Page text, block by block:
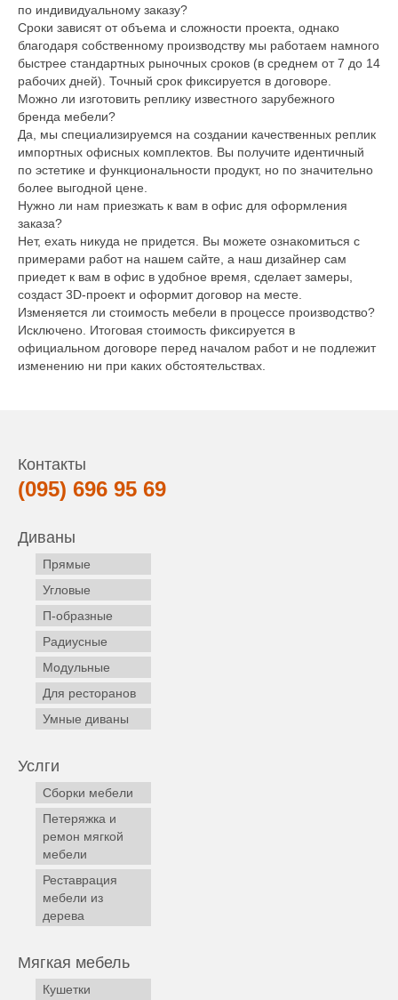
по индивидуальному заказу?
Сроки зависят от объема и сложности проекта, однако
благодаря собственному производству мы работаем намного
быстрее стандартных рыночных сроков (в среднем от 7 до 14
рабочих дней). Точный срок фиксируется в договоре.
Можно ли изготовить реплику известного зарубежного
бренда мебели?
Да, мы специализируемся на создании качественных реплик
импортных офисных комплектов. Вы получите идентичный
по эстетике и функциональности продукт, но по значительно
более выгодной цене.
Нужно ли нам приезжать к вам в офис для оформления
заказа?
Нет, ехать никуда не придется. Вы можете ознакомиться с
примерами работ на нашем сайте, а наш дизайнер сам
приедет к вам в офис в удобное время, сделает замеры,
создаст 3D-проект и оформит договор на месте.
Изменяется ли стоимость мебели в процессе производство?
Исключено. Итоговая стоимость фиксируется в
официальном договоре перед началом работ и не подлежит
изменению ни при каких обстоятельствах.
Контакты
(095) 696 95 69
Диваны
Прямые
Угловые
П-образные
Радиусные
Модульные
Для ресторанов
Умные диваны
Услги
Сборки мебели
Петеряжка и
ремон мягкой
мебели
Реставрация
мебели из
дерева
Мягкая мебель
Кушетки